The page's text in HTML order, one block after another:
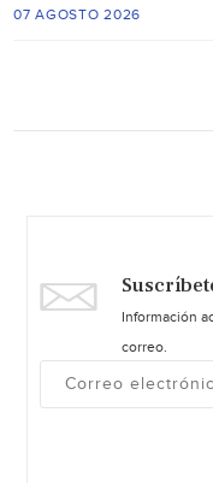
07 AGOSTO 2026
Información
correo.